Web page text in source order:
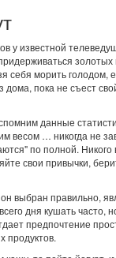
у известной
себя морить голодом,
пока не съест
данные
весом … никогда не
по полной. Никого
свои привычки,
выбран правильно,
дня кушать часто,
предпочтение
продуктов.